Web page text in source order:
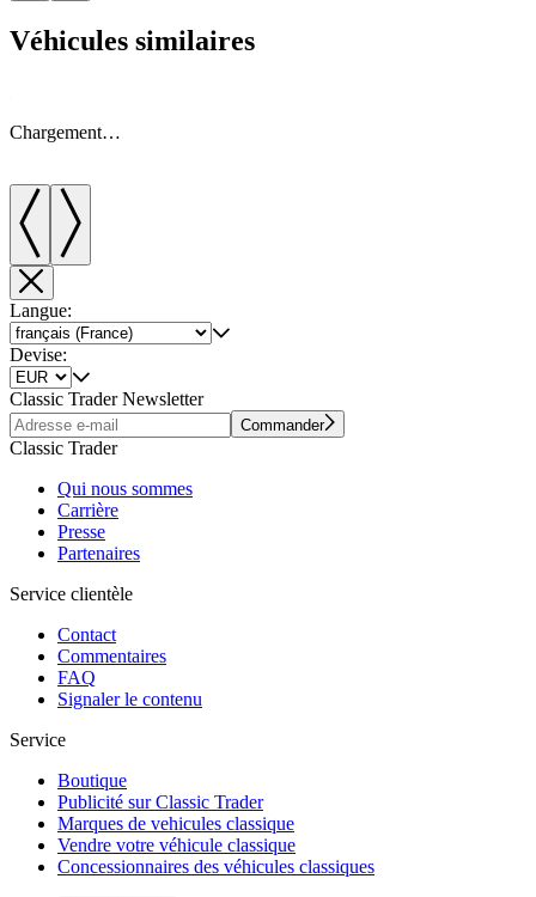
Véhicules similaires
Chargement…
Langue:
Devise:
Classic Trader Newsletter
Commander
Classic Trader
Qui nous sommes
Carrière
Presse
Partenaires
Service clientèle
Contact
Commentaires
FAQ
Signaler le contenu
Service
Boutique
Publicité sur Classic Trader
Marques de vehicules classique
Vendre votre véhicule classique
Concessionnaires des véhicules classiques